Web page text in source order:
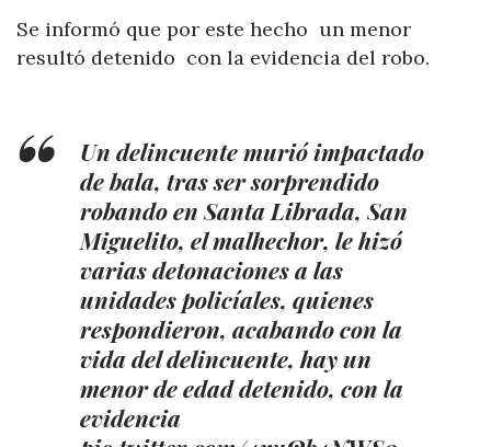
Se informó que por este hecho un menor
resultó detenido con la evidencia del robo.
Un delincuente murió impactado
de bala, tras ser sorprendido
robando en Santa Librada, San
Miguelito, el malhechor, le hizó
varias detonaciones a las
unidades policíales, quienes
respondieron, acabando con la
vida del delincuente, hay un
menor de edad detenido, con la
evidencia